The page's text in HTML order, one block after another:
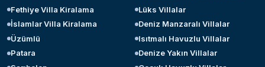
Fethiye Villa Kiralama
İslamlar Villa Kiralama
Üzümlü
Patara
Lüks Villalar
Deniz Manzaralı Villalar
Isıtmalı Havuzlu Villalar
Denize Yakın Villalar